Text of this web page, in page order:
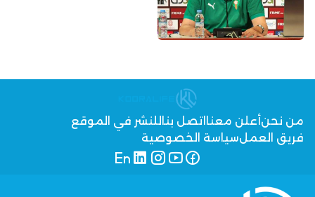
من نحنأعلن معنا اتصل بنا للنشر في الموقع
فريق العملسياسة الخصوصية